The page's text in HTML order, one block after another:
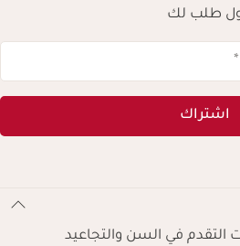
*
اشتراك
التقدم في السن والتجاعيد